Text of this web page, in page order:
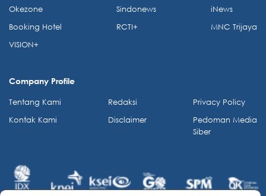
Okezone
Booking Hotel
VISION+
Sindonews
RCTI+
iNews
MNC Trijaya
Company Profile
Tentang Kami
Kontak Kami
Redaksi
Disclaimer
Privacy Policy
Pedoman Media
Siber